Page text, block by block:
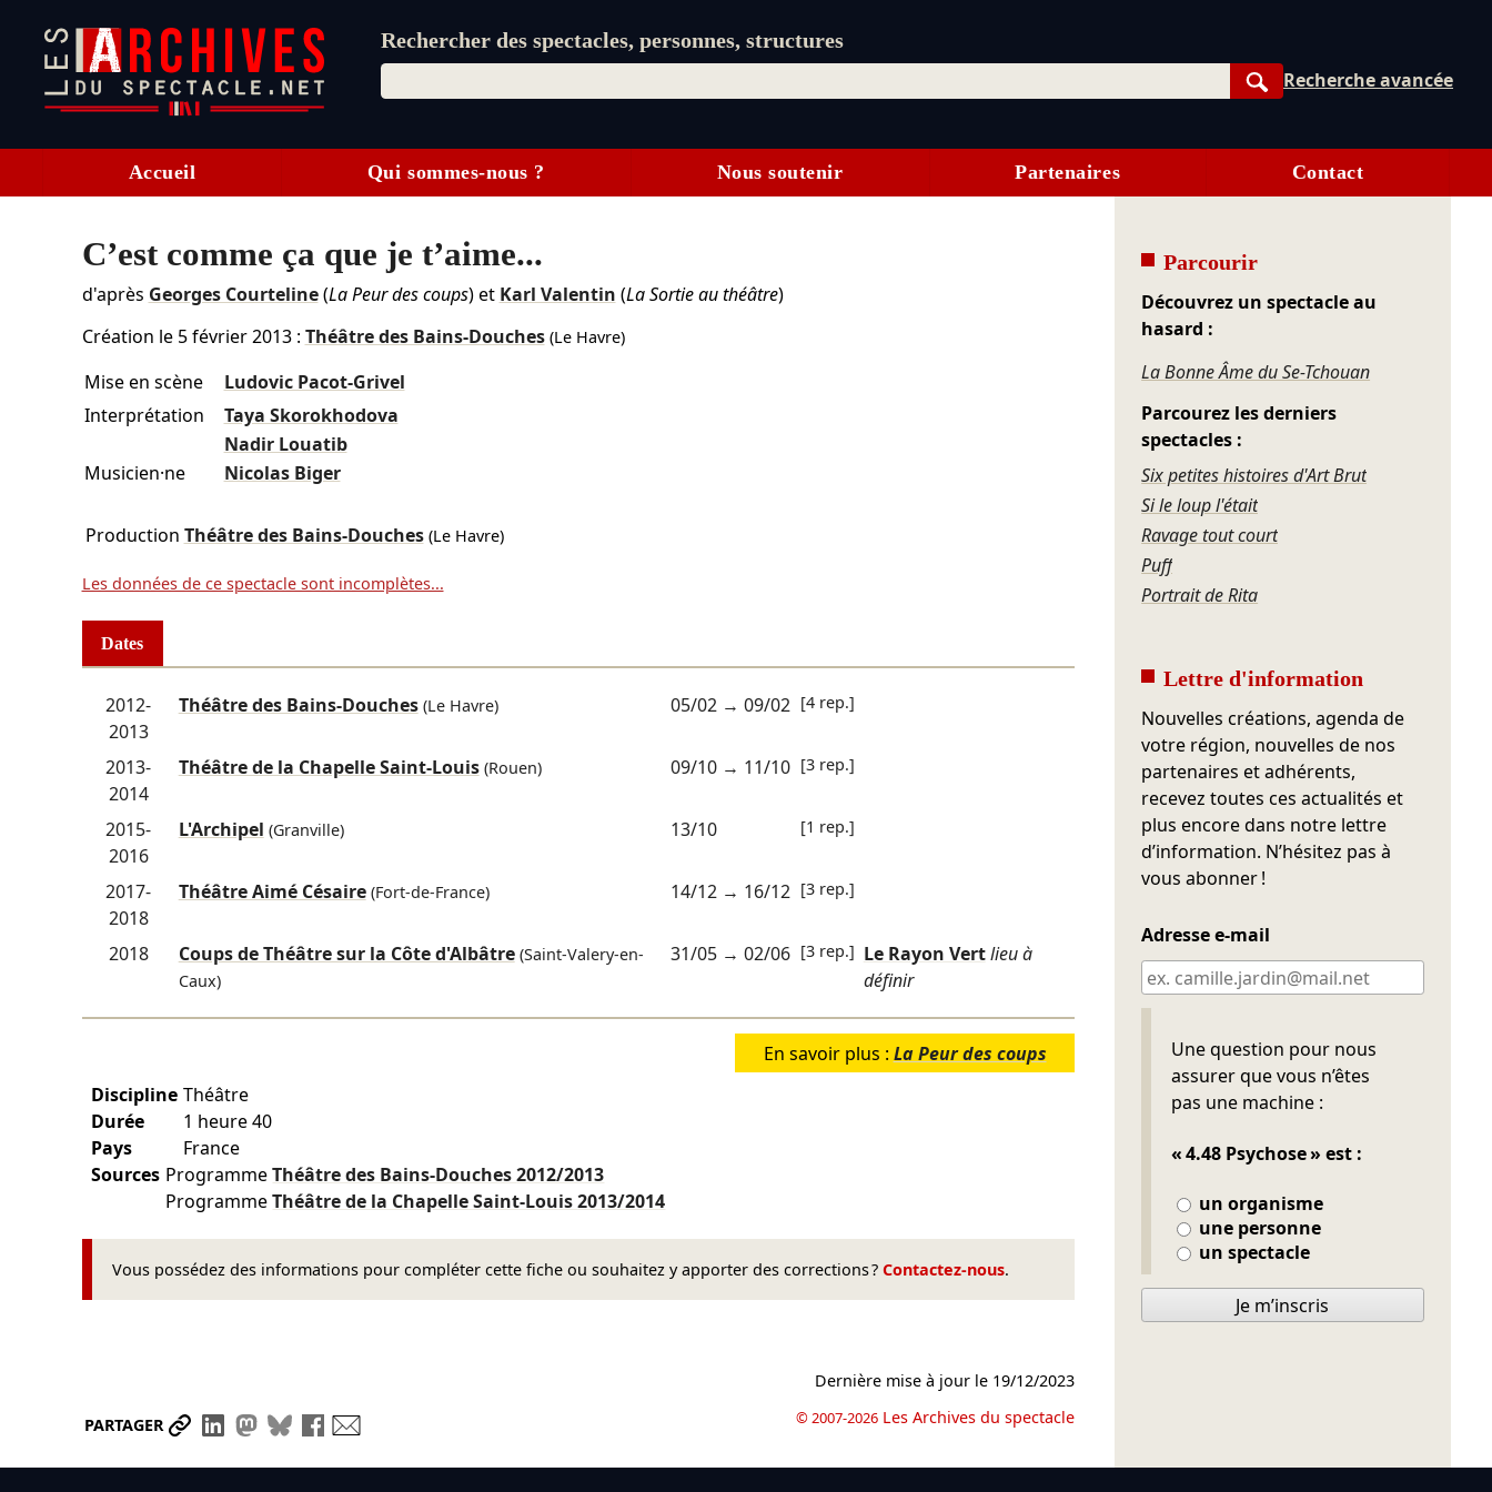
Rechercher des spectacles, personnes, structures
Rechercher
Recherche avancée
Accueil Qui sommes-nous ? Nous soutenir Partenaires Contact
C’est comme ça que je t’aime...
d'après Georges Courteline(La Peur des coups) et Karl Valentin (La Sortie au théâtre)
Création le 5 février 2013: Théâtre des Bains-Douches(Le Havre)
Mise en scène
Ludovic Pacot-Grivel
Interprétation
Taya Skorokhodova
Nadir Louatib
Musicien·ne
Nicolas Biger
Production Théâtre des Bains-Douches(Le Havre)
Les données de ce spectacle sont incomplètes...
Dates
2012-
2013
Théâtre des Bains-Douches(Le Havre) 05/02→ 09/02 [4 rep.]
2013-
2014
Théâtre de la Chapelle Saint-Louis(Rouen) 09/10→ 11/10 [3 rep.]
2015-
2016
L'Archipel (Granville) 13/10 [1 rep.]
2017-
2018
Théâtre Aimé Césaire(Fort-de-France) 14/12→ 16/12 [3 rep.]
2018 Coups de Théâtre sur la Côte d'Albâtre(Saint-Valery-en-
Caux)
31/05→ 02/06 [3 rep.] Le Rayon Vertlieu à
définir
En savoir plus : La Peur des coups
Discipline Théâtre
Durée
1 heure 40
Pays
France
Sources ProgrammeThéâtre des Bains-Douches2012/2013
ProgrammeThéâtre de la Chapelle Saint-Louis2013/2014
Vous possédez des informations pour compléter cette fiche ou souhaitez y apporter des corrections ? Contactez-nous.
PARTAGER Partager le lien
Partager sur LinkedIn
Partager sur Mastodon
Partager sur Bluesky
Partager sur Facebook
Dernière mise à jour le 19/12/2023
© 2007-2026 Les Archives du spectacle
Parcourir
Découvrez un spectacle au
hasard :
La Bonne Âme du Se-Tchouan
Parcourez les derniers
spectacles :
Six petites histoires d'Art Brut
Si le loup l'était
Ravage tout court
Puff
Portrait de Rita
Lettre d'information
Nouvelles créations, agenda de
votre région, nouvelles de nos
partenaires et adhérents,
recevez toutes ces actualités et
plus encore dans notre lettre
d’information. N’hésitez pas à
vous abonner !
Adresse e-mail
Une question pour nous
assurer que vous n’êtes
pas une machine :
« 4.48 Psychose » est :
un organisme
une personne
un spectacle
Ne pas remplir
Je m’inscris